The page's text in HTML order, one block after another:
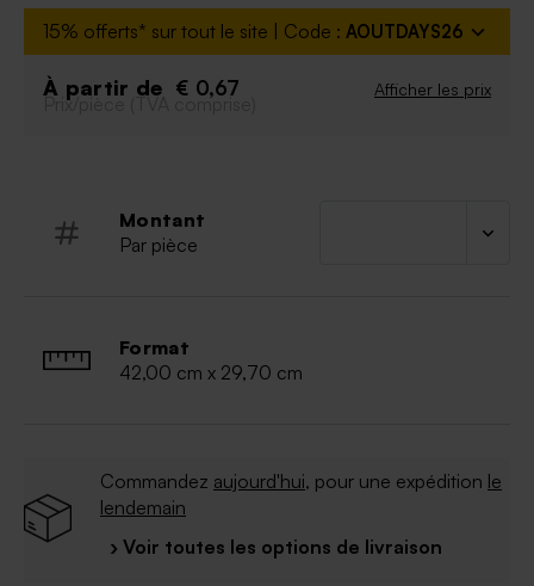
À retenir :
Quantité minimum :à partir de 10
Le set de table est imprimé d'un coloriage au
15% offerts* sur tout le site | Code : AOUTDAYS26
À partir de € 0,67 Afficher les prix
Prix/pièce (TVA comprise)
Montant
Par pièce
Format
42,00 cm x 29,70 cm
Commandez aujourd'hui, pour une expédition le
lendemain
› Voir toutes les options de livraison